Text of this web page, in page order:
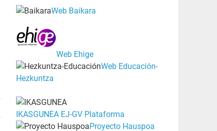
Web Baikara
Web Ehige
Web Educación-
Hezkuntza
IKASGUNEA EJ-GV Plataforma
Proyecto Hauspoa